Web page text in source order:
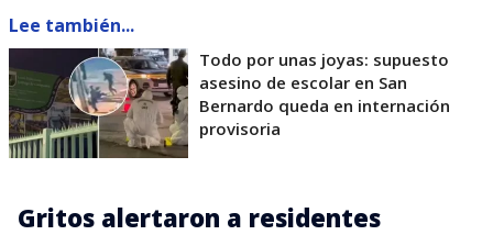
Lee también...
Todo por unas joyas: supuesto
asesino de escolar en San
Bernardo queda en internación
provisoria
Gritos alertaron a residentes